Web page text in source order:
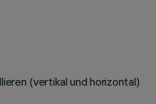
(vertikal und horizontal)